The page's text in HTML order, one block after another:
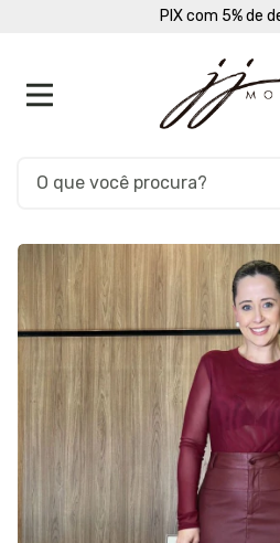
PIX com 5% de